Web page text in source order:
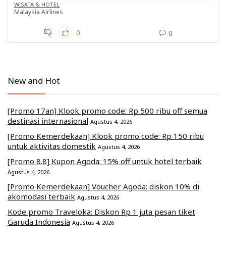
WISATA & HOTEL
Malaysia Airlines
0 0
New and Hot
[Promo 17an] Klook promo code: Rp 500 ribu off semua
destinasi internasional Agustus 4, 2026
[Promo Kemerdekaan] Klook promo code: Rp 150 ribu
untuk aktivitas domestik Agustus 4, 2026
[Promo 8.8] Kupon Agoda: 15% off untuk hotel terbaik
Agustus 4, 2026
[Promo Kemerdekaan] Voucher Agoda: diskon 10% di
akomodasi terbaik Agustus 4, 2026
Kode promo Traveloka: Diskon Rp 1 juta pesan tiket
Garuda Indonesia Agustus 4, 2026